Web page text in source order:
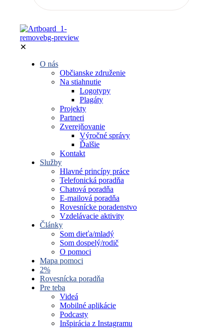
✕
O nás
Občianske združenie
Na stiahnutie
Logotypy
Plagáty
Projekty
Partneri
Zverejňovanie
Výročné správy
Ďalšie
Kontakt
Služby
Hlavné princípy práce
Telefonická poradňa
Chatová poradňa
E-mailová poradňa
Rovesnícke poradenstvo
Vzdelávacie aktivity
Články
Som dieťa/mladý
Som dospelý/rodič
O pomoci
Mapa pomoci
2%
Rovesnícka poradňa
Pre teba
Videá
Mobilné aplikácie
Podcasty
Inšpirácia z Instagramu